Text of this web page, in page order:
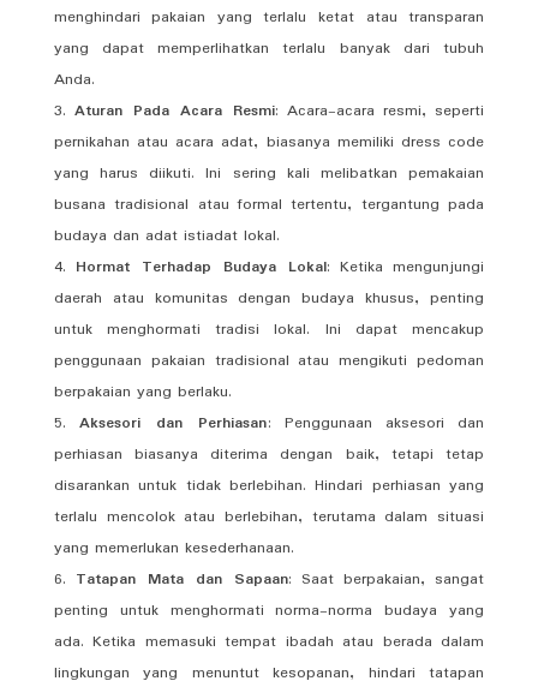
menghindari pakaian yang terlalu ketat atau transparan
yang dapat memperlihatkan terlalu banyak dari tubuh
Anda.
Aturan Pada Acara Resmi: Acara-acara resmi, seperti
pernikahan atau acara adat, biasanya memiliki dress code
yang harus diikuti. Ini sering kali melibatkan pemakaian
busana tradisional atau formal tertentu, tergantung pada
budaya dan adat istiadat lokal.
Hormat Terhadap Budaya Lokal: Ketika mengunjungi
daerah atau komunitas dengan budaya khusus, penting
untuk menghormati tradisi lokal. Ini dapat mencakup
penggunaan pakaian tradisional atau mengikuti pedoman
berpakaian yang berlaku.
Aksesori dan Perhiasan: Penggunaan aksesori dan
perhiasan biasanya diterima dengan baik, tetapi tetap
disarankan untuk tidak berlebihan. Hindari perhiasan yang
terlalu mencolok atau berlebihan, terutama dalam situasi
yang memerlukan kesederhanaan.
Tatapan Mata dan Sapaan: Saat berpakaian, sangat
penting untuk menghormati norma-norma budaya yang
ada. Ketika memasuki tempat ibadah atau berada dalam
lingkungan yang menuntut kesopanan, hindari tatapan